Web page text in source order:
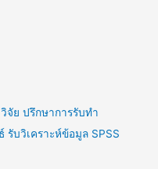
จัย ปรึกษาการรับทำ
บวิเคราะห์ข้อมูล SPSS